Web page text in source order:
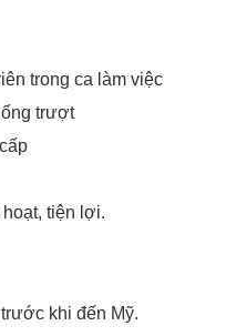
trong ca làm việc
trượt
tiện lợi.
khi đến Mỹ.